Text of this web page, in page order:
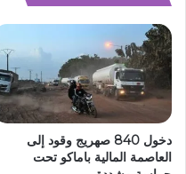
دخول 840 صهريج وقود إلى
العاصمة المالية باماكو تحت